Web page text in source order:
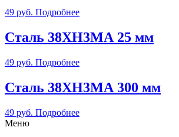
49 руб. Подробнее
Сталь 38ХН3МА 25 мм
49 руб. Подробнее
Сталь 38ХН3МА 300 мм
49 руб. Подробнее
Меню